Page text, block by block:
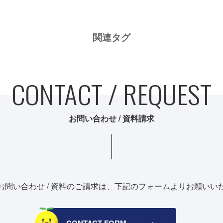
関連タグ
CONTACT / REQUEST
お問い合わせ / 資料請求
問い合わせ / 資料のご請求は、 下記のフォームよりお願いい